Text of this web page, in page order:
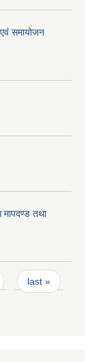
समायोजन
मापदण्ड तथा
last »